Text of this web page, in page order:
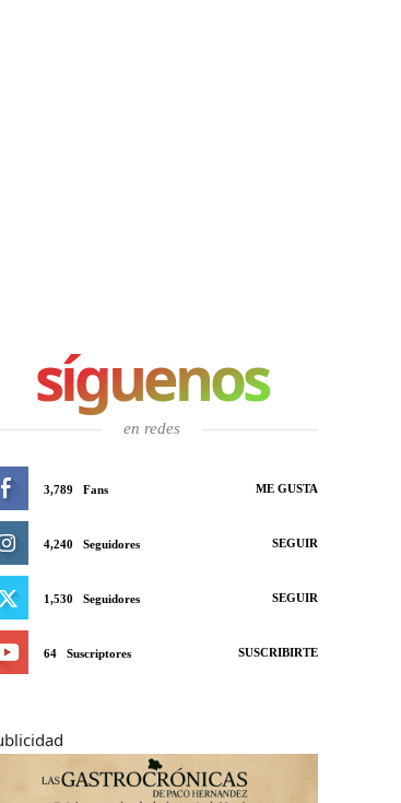
síguenos
en redes
3,789 Fans ME GUSTA
4,240 Seguidores SEGUIR
1,530 Seguidores SEGUIR
64 Suscriptores SUSCRIBIRTE